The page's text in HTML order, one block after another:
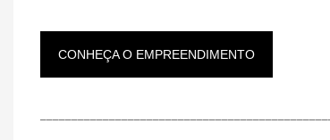
CONHEÇA O EMPREENDIMENTO